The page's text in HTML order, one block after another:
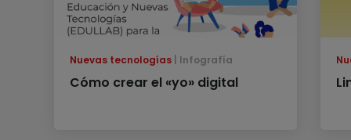
Nuevas tecnologías Infografía
Cómo crear el «yo» digital